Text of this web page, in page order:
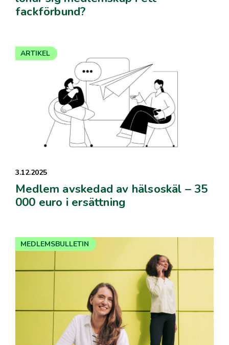
fackförbund?
3.12.2025
Medlem avskedad av hälsoskäl – 35
000 euro i ersättning
ARTIKEL
MEDLEMSBULLETIN